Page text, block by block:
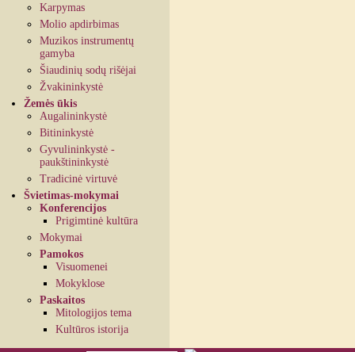
Karpymas
Molio apdirbimas
Muzikos instrumentų
gamyba
Šiaudinių sodų rišėjai
Žvakininkystė
Žemės ūkis
Augalininkystė
Bitininkystė
Gyvulininkystė -
paukštininkystė
Tradicinė virtuvė
Švietimas-mokymai
Konferencijos
Prigimtinė kultūra
Mokymai
Pamokos
Visuomenei
Mokyklose
Paskaitos
Mitologijos tema
Kultūros istorija